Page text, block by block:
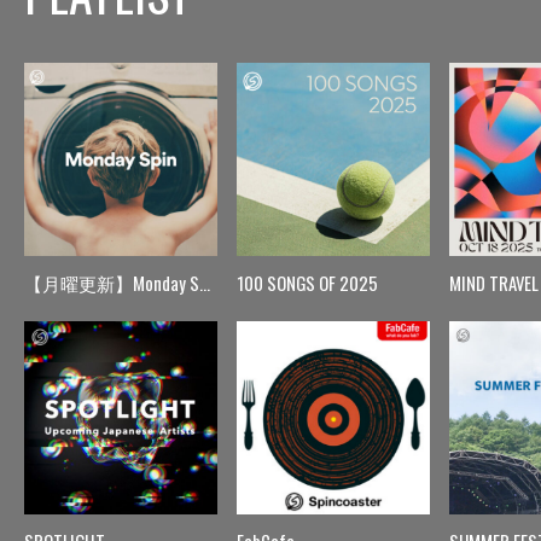
【月曜更新】Monday Spin 100 SONGS OF 2025 MIND TRAVEL